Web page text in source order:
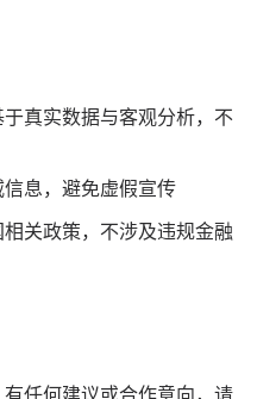
真实数据与客观分析，不
息，避免虚假宣传
关政策，不涉及违规金融
任何建议或合作意向，请